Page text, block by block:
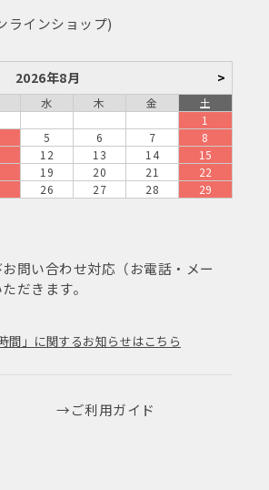
ラインショップ)
2026年8月 >
水 木 金
土
1
5 6 7
8
12 13 14
15
19 20 21
22
26 27 28
29
問い合わせ対応（お電話・メー
だきます。
間」に関するお知らせはこちら
ご利用ガイド